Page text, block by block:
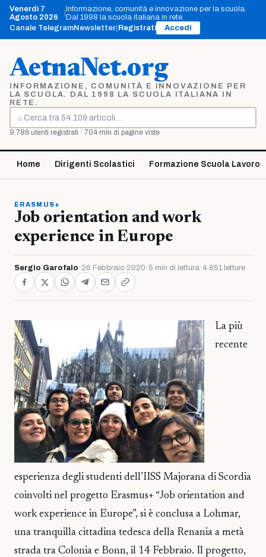
Vai
contenuto
Venerdì 7
Agosto 2026
Informazione, comunità e innovazione per la scuola.
Dal 1998 la scuola italiana in rete.
Canale TelegramNewsletter Registrati Accedi
AetnaNet.org
INFORMAZIONE, COMUNITÀ E INNOVAZIONE PER
LA SCUOLA. DAL 1998 LA SCUOLA ITALIANA IN
RETE.
⌕
Cerca
9.786 utenti registrati · 704 mln di pagine viste
Home Dirigenti Scolastici Formazione Scuola Lavoro
ERASMUS+
Job orientation and work
experience in Europe
Sergio Garofalo · 26 Febbraio 2020 · 5 min di lettura· 4.851 letture
La più
recente
esperienza degli studenti dell’IISS Majorana di Scordia
coinvolti nel progetto Erasmus+ “Job orientation and
work experience in Europe”, si è conclusa a Lohmar,
una tranquilla cittadina tedesca della Renania a metà
strada tra Colonia e Bonn, il 14 Febbraio. Il progetto,